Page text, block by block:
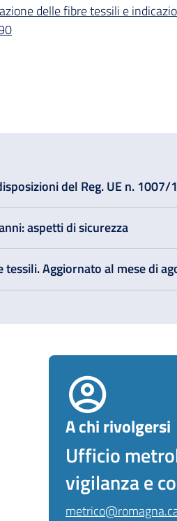
delle fibre tessili e
del Reg. UE n. 1007/
aspetti di sicurezza
Aggiornato al mese di
A chi rivolgersi
Ufficio
vigilanza e